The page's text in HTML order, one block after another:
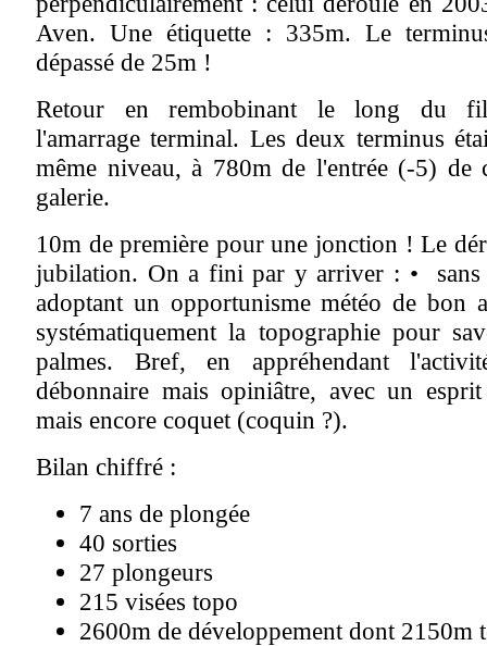
Aven. Une étiquette : 335m. Le
dépassé de 25m !
Retour en rembobinant le long du
l'amarrage terminal. Les deux terminus
même niveau, à 780m de l'entrée (-5) de
galerie.
10m de première pour une jonction ! Le
jubilation. On a fini par y arriver : • sans
adoptant un opportunisme météo de
systématiquement la topographie pour
palmes. Bref, en appréhendant
débonnaire mais opiniâtre, avec un
mais encore coquet (coquin ?).
Bilan chiffré :
7 ans de plongée
40 sorties
27 plongeurs
215 visées topo
2600m de développement dont 2150m